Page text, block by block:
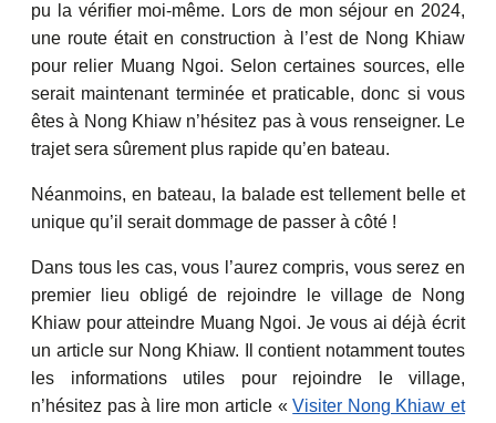
pu la vérifier moi-même. Lors de mon séjour en 2024,
une route était en construction à l’est de Nong Khiaw
pour relier Muang Ngoi. Selon certaines sources, elle
serait maintenant terminée et praticable, donc si vous
êtes à Nong Khiaw n’hésitez pas à vous renseigner. Le
trajet sera sûrement plus rapide qu’en bateau.
Néanmoins, en bateau, la balade est tellement belle et
unique qu’il serait dommage de passer à côté !
Dans tous les cas, vous l’aurez compris, vous serez en
premier lieu obligé de rejoindre le village de Nong
Khiaw pour atteindre Muang Ngoi. Je vous ai déjà écrit
un article sur Nong Khiaw. Il contient notamment toutes
les informations utiles pour rejoindre le village,
n’hésitez pas à l ire mon article «Visiter Nong Khiaw et